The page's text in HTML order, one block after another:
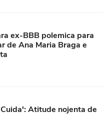
ex-BBB polemica para
de Ana Maria Braga e
Atitude nojenta de